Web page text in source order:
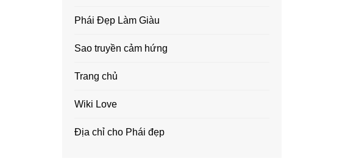
Phái Đẹp Làm Giàu
Sao truyền cảm hứng
Trang chủ
Wiki Love
Địa chỉ cho Phái đẹp